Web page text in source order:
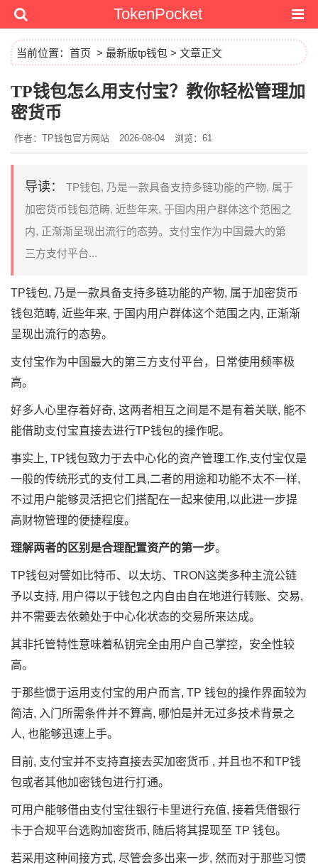
TokenPocket
当前位置： 首页 > 最新版tp钱包 > 文章正文
TP钱包怎么用支付宝？教你轻松管理加
密货币
作者：TP钱包官方网站 2026-08-04 浏览：61
导读：
TP钱包, 乃是一款具备支持多链功能的产物, 属于
加密货币钱包范畴, 近些年来, 于国内用户群体这个范围之
内, 正渐渐呈现出流行的态势。支付宝作为中国最大的第
三方支付平台...
TP钱包, 乃是一款具备支持多链功能的产物, 属于加密货币
钱包范畴, 近些年来, 于国内用户群体这个范围之内, 正渐渐
呈现出流行的态势。
支付宝作为中国最大的第三方支付平台，日常使用频率极
高。
好多人心里存着好奇, 这两者相互之间是不是有着关联, 能不
能借助支付宝直接去进行TP钱包的操作呢。
事实上, TP钱包致力于去中心化的资产管理工作,支付宝仅是
一般的传统形式的支付工具,二者的用途和功能不太不一样,
不过用户能够灵活把它们搭配在一起来使用,以此进一步提
高财物管理的便捷程度。
理解两者的区别是合理配置资产的第一步。
TP钱包对譬如比特币、以太坊、TRON这类多种主流公链
予以支持, 用户得以于钱包之内自由自在地进行转账、交易,
并不需要去依赖处于中心化状态的交易所来达成。
其非托管特性意味着私钥完全由用户自己掌控，安全性较
高。
于那些惯于运用支付宝的用户而言, TP 钱包的操作界面较为
简洁, 入门所需条件并不算高, 哪怕是并无过多技术背景之
人, 也能够迅速上手。
目前, 支付宝并不支持直接去买加密货币 , 并且也不和TP钱
包或者其他加密钱包进行打通。
可用户能够借由支付宝往银行卡里进行充值, 接着凭借银行
卡于合规平台选购加密货币, 随后将其提现至 TP 钱包。
若采用这种间接方式, 尽管会多出来一步, 然而对于那些习惯